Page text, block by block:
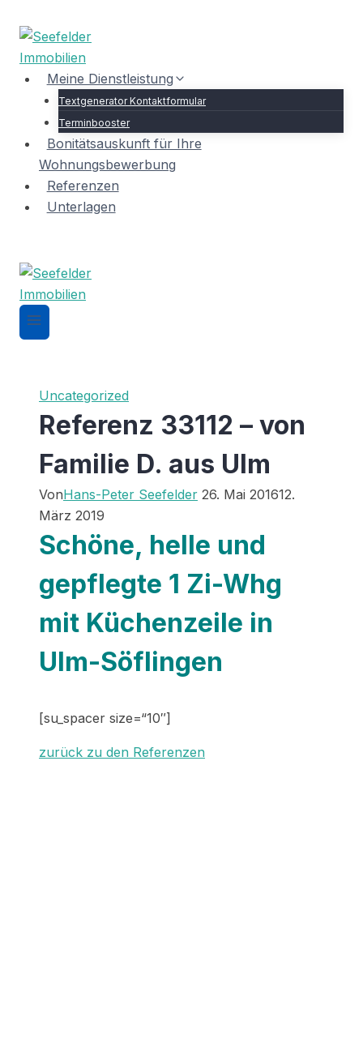
Inhalt
springen
Meine Dienstleistung
Textgenerator Kontaktformular
Terminbooster
Bonitätsauskunft für Ihre
Wohnungsbewerbung
Referenzen
Unterlagen
Uncategorized
Referenz 33112 – von
Familie D. aus Ulm
VonHans-Peter Seefelder 26. Mai 201612.
März 2019
Schöne, helle und
gepflegte 1 Zi-Whg
mit Küchenzeile in
Ulm-Söflingen
[su_spacer size=“10″]
zurück zu den Referenzen